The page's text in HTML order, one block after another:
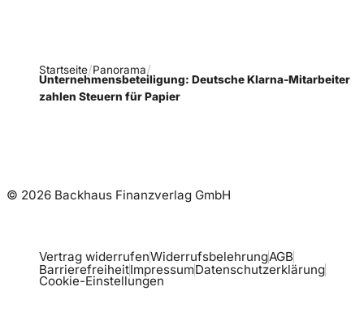
Startseite Panorama
Unternehmensbeteiligung: Deutsche Klarna-Mitarbeiter
zahlen Steuern für Papier
© 2026 Backhaus Finanzverlag GmbH
Vertrag widerrufenWiderrufsbelehrungAGB
BarrierefreiheitImpressumDatenschutzerklärung
Cookie-Einstellungen